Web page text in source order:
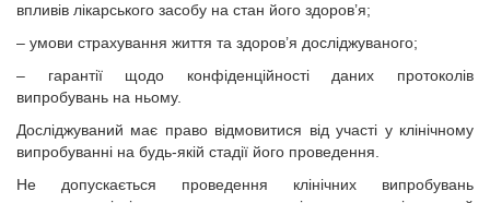
впливів лікарського засобу на стан його здоров’я;
– умови страхування життя та здоров’я досліджуваного;
– гарантії щодо конфіденційності даних протоколів
випробувань на ньому.
Досліджуваний має право відмовитися від участі у клінічному
випробуванні на будь-якій стадії його проведення.
Не допускається проведення клінічних випробувань